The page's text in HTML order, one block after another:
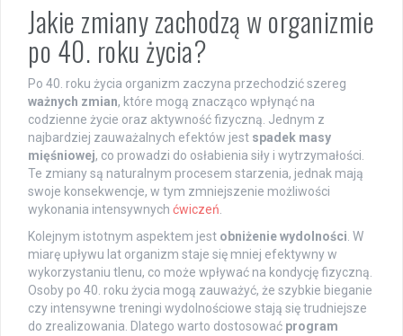
Jakie zmiany zachodzą w organizmie
po 40. roku życia?
Po 40. roku życia organizm zaczyna przechodzić szereg
ważnych zmian, które mogą znacząco wpłynąć na
codzienne życie oraz aktywność fizyczną. Jednym z
najbardziej zauważalnych efektów jest spadek masy
mięśniowej, co prowadzi do osłabienia siły i wytrzymałości.
Te zmiany są naturalnym procesem starzenia, jednak mają
swoje konsekwencje, w tym zmniejszenie możliwości
wykonania intensywnych ćwiczeń.
Kolejnym istotnym aspektem jest obniżenie wydolności. W
miarę upływu lat organizm staje się mniej efektywny w
wykorzystaniu tlenu, co może wpływać na kondycję fizyczną.
Osoby po 40. roku życia mogą zauważyć, że szybkie bieganie
czy intensywne treningi wydolnościowe stają się trudniejsze
do zrealizowania. Dlatego warto dostosować program